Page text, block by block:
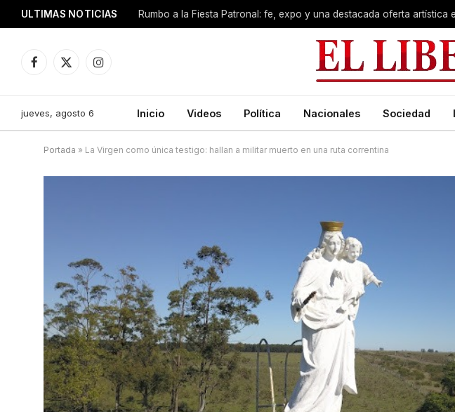
ULTIMAS NOTICIAS
Facebook
X
Instagram
jueves, agosto 6 Inicio Videos Política Nacionales Sociedad
Portada » La Virgen como única testigo: hallan a militar muerto en una ruta correntina